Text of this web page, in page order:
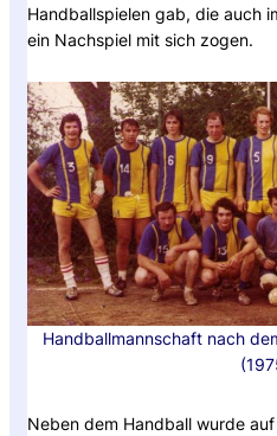
Handballspielen gab, die auch
ein Nachspiel mit sich zogen.
Handballmannschaft nach
Neben dem Handball wurde